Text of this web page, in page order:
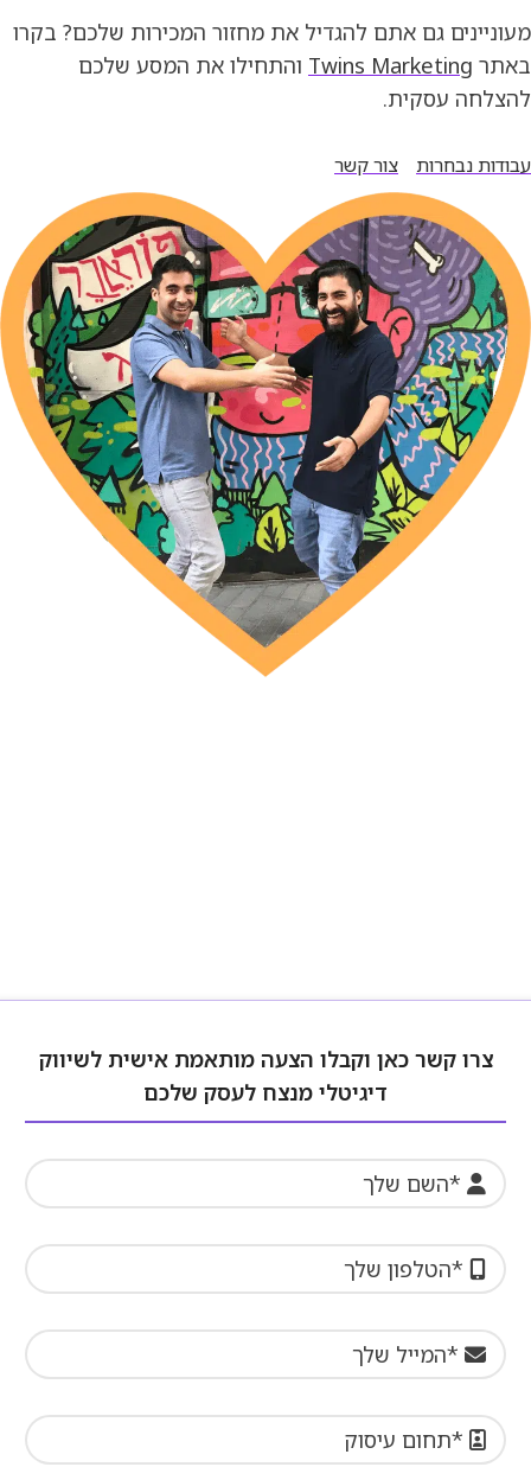
מעוניינים גם אתם להגדיל את מחזור המכירות שלכם? בקרו
באתר Twins Marketing והתחילו את המסע שלכם
להצלחה עסקית.
עבודות נבחרות צור קשר
צרו קשר כאן וקבלו הצעה מותאמת אישית לשיווק
דיגיטלי מנצח לעסק שלכם